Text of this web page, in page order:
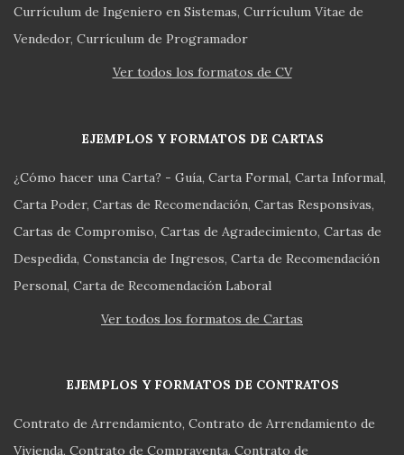
Currículum de Ingeniero en Sistemas Currículum Vitae de
Vendedor Currículum de Programador
Ver todos los formatos de CV
EJEMPLOS Y FORMATOS DE CARTAS
¿Cómo hacer una Carta? - Guía Carta Formal Carta Informal
Carta Poder Cartas de Recomendación Cartas Responsivas
Cartas de Compromiso Cartas de Agradecimiento Cartas de
Despedida Constancia de Ingresos Carta de Recomendación
Personal Carta de Recomendación Laboral
Ver todos los formatos de Cartas
EJEMPLOS Y FORMATOS DE CONTRATOS
Contrato de Arrendamiento Contrato de Arrendamiento de
Vivienda Contrato de Compraventa Contrato de